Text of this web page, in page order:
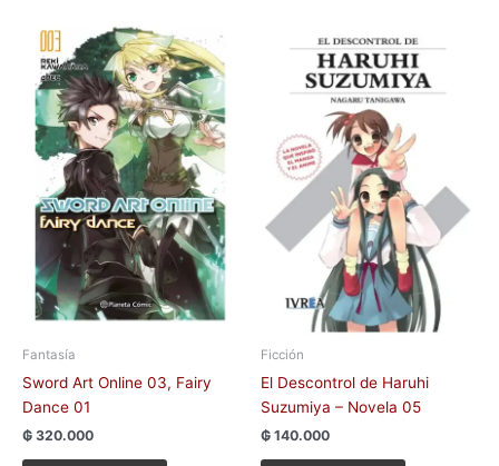
Fantasía
Sword Art Online 03, Fairy
Dance 01
₲ 320.000
Ficción
El Descontrol de Haruhi
Suzumiya – Novela 05
₲ 140.000